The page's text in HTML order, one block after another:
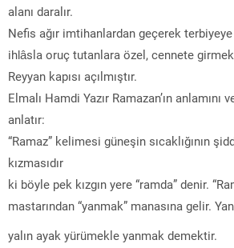
alanı daralır.
Nefis ağır imtihanlardan geçerek
ihlâsla oruç tutanlara özel, cennete
Reyyan kapısı açılmıştır.
Elmalı Hamdi Yazır Ramazan’ın
anlatır:
“Ramaz” kelimesi güneşin sıcaklığının
kızmasıdır
ki böyle pek kızgın yere “ramda” denir.
mastarından “yanmak” manasına gelir.
yalın ayak yürümekle yanmak demektir.